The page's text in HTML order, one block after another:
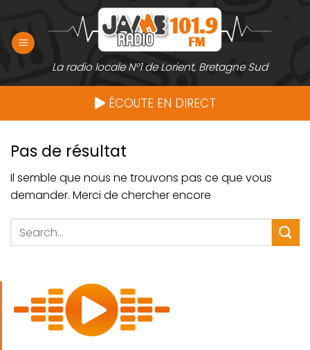
contenu
La radio locale N°1 de Lorient, Bretagne Sud
ÉCOUTE EN DIRECT
Pas de résultat
Il semble que nous ne trouvons pas ce que vous
demander. Merci de chercher encore